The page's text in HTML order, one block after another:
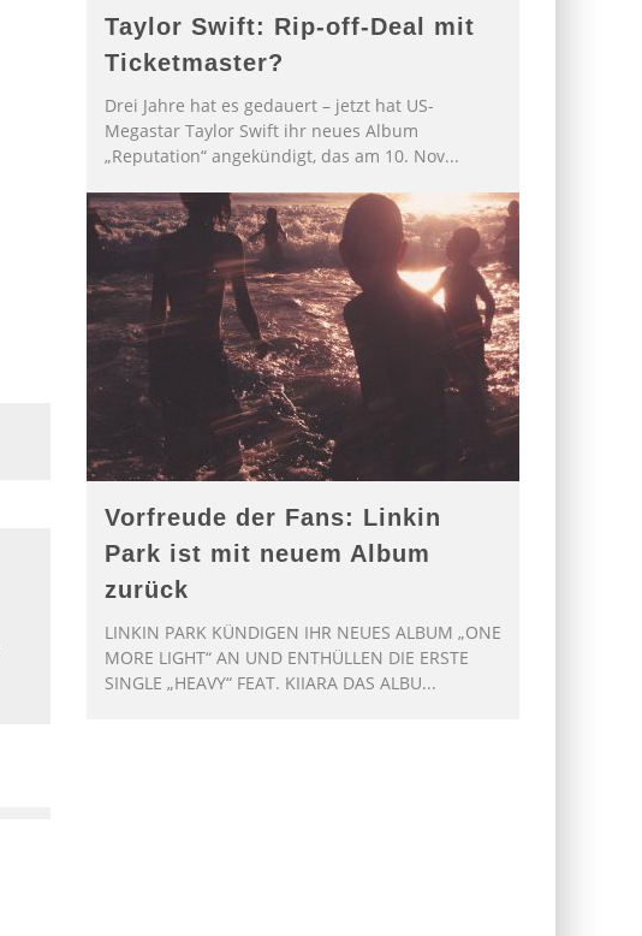
Taylor Swift: Rip-off-Deal mit
Ticketmaster?
Drei Jahre hat es gedauert – jetzt hat US-
Megastar Taylor Swift ihr neues Album
„Reputation“ angekündigt, das am 10. Nov...
Vorfreude der Fans: Linkin
Park ist mit neuem Album
zurück
LINKIN PARK KÜNDIGEN IHR NEUES ALBUM „ONE
MORE LIGHT“ AN UND ENTHÜLLEN DIE ERSTE
SINGLE „HEAVY“ FEAT. KIIARA DAS ALBU...